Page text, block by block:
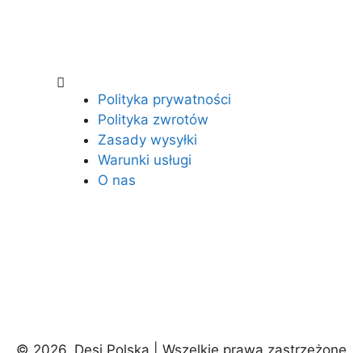
Polityka prywatności
Polityka zwrotów
Zasady wysyłki
Warunki usługi
O nas